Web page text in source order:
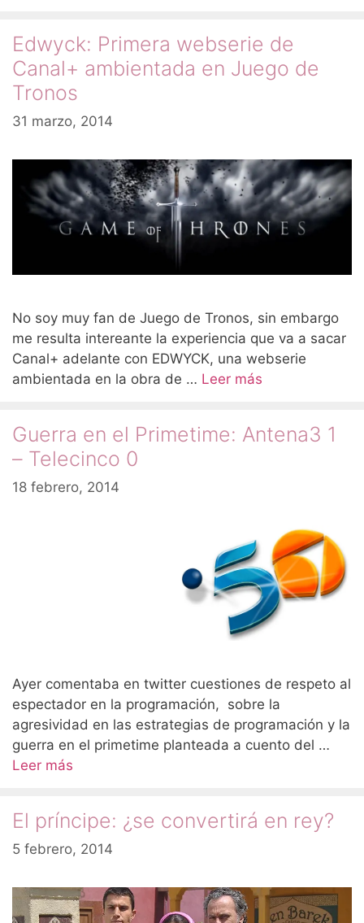
Edwyck: Primera webserie de
Canal+ ambientada en Juego de
Tronos
31 marzo, 2014
No soy muy fan de Juego de Tronos, sin embargo
me resulta intereante la experiencia que va a sacar
Canal+ adelante con EDWYCK, una webserie
ambientada en la obra de … Leer más
Guerra en el Primetime: Antena3 1
– Telecinco 0
18 febrero, 2014
Ayer comentaba en twitter cuestiones de respeto al
espectador en la programación, sobre la
agresividad en las estrategias de programación y la
guerra en el primetime planteada a cuento del …
Leer más
El príncipe: ¿se convertirá en rey?
5 febrero, 2014